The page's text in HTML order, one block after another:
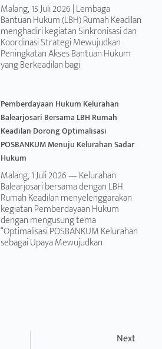
Malang, 15 Juli 2026 | Lembaga
Bantuan Hukum (LBH) Rumah Keadilan
menghadiri kegiatan Sinkronisasi dan
Koordinasi Strategi Mewujudkan
Peningkatan Akses Bantuan Hukum
yang Berkeadilan bagi
Pemberdayaan Hukum Kelurahan
Balearjosari Bersama LBH Rumah
Keadilan Dorong Optimalisasi
POSBANKUM Menuju Kelurahan Sadar
Hukum
Malang, 1 Juli 2026 — Kelurahan
Balearjosari bersama dengan LBH
Rumah Keadilan menyelenggarakan
kegiatan Pemberdayaan Hukum
dengan mengusung tema
“Optimalisasi POSBANKUM Kelurahan
sebagai Upaya Mewujudkan
Next